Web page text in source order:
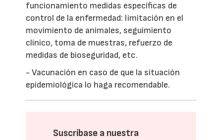
funcionamiento medidas específicas de
control de la enfermedad: limitación en el
movimiento de animales, seguimiento
clínico, toma de muestras, refuerzo de
medidas de bioseguridad, etc.
- Vacunación en caso de que la situación
epidemiológica lo haga recomendable.
Suscríbase a nuestra